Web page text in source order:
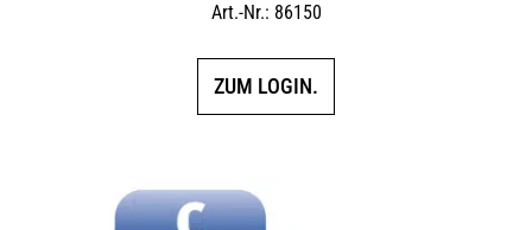
Art.-Nr.: 86150
ZUM LOGIN.